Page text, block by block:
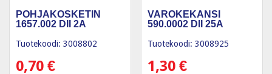
POHJAKOSKETIN
1657.002 DII 2A
Tuotekoodi: 3008802
0,70 €
VAROKEKANSI
590.0002 DII 25A
Tuotekoodi: 3008925
1,30€